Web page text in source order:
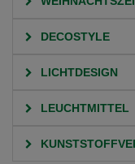
DECOSTYLE
LICHTDESIGN
LEUCHTMITTEL